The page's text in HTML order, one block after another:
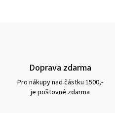
Doprava zdarma
Pro nákupy nad částku 1500,-
je poštovné zdarma